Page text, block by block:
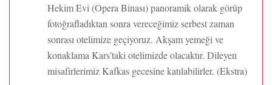
Hekim Evi (Opera Binası) panoramik olarak görüp
fotoğrafladıktan sonra vereceğimiz serbest zaman
sonrası otelimize geçiyoruz. Akşam yemeği ve
konaklama Kars’taki otelimizde olacaktır. Dileyen
misafirlerimiz Kafkas gecesine katılabilirler. (Ekstra)